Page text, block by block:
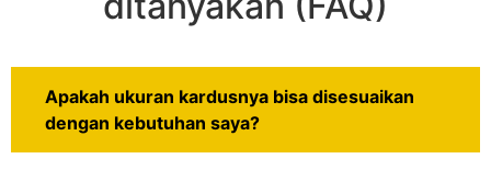
Apakah ukuran kardusnya bisa disesuaikan
dengan kebutuhan saya?